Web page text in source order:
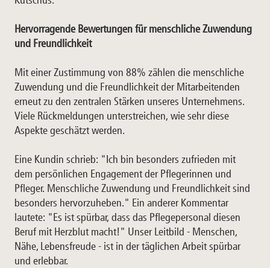
Hervorragende Bewertungen für menschliche Zuwendung
und Freundlichkeit
Mit einer Zustimmung von 88% zählen die menschliche
Zuwendung und die Freundlichkeit der Mitarbeitenden
erneut zu den zentralen Stärken unseres Unternehmens.
Viele Rückmeldungen unterstreichen, wie sehr diese
Aspekte geschätzt werden.
Eine Kundin schrieb: "Ich bin besonders zufrieden mit
dem persönlichen Engagement der Pflegerinnen und
Pfleger. Menschliche Zuwendung und Freundlichkeit sind
besonders hervorzuheben." Ein anderer Kommentar
lautete: "Es ist spürbar, dass das Pflegepersonal diesen
Beruf mit Herzblut macht!" Unser Leitbild - Menschen,
Nähe, Lebensfreude - ist in der täglichen Arbeit spürbar
und erlebbar.